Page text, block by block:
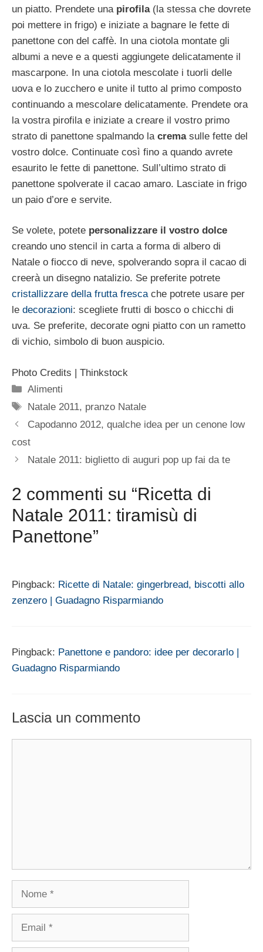
un piatto. Prendete una pirofila(la stessa che dovrete
poi mettere in frigo) e iniziate a bagnare le fette di
panettone con del caffè. In una ciotola montate gli
albumi a neve e a questi aggiungete delicatamente il
mascarpone. In una ciotola mescolate i tuorli delle
uova e lo zucchero e unite il tutto al primo composto
continuando a mescolare delicatamente. Prendete ora
la vostra pirofila e iniziate a creare il vostro primo
strato di panettone spalmando la cremasulle fette del
vostro dolce. Continuate così fino a quando avrete
esaurito le fette di panettone. Sull’ultimo strato di
panettone spolverate il cacao amaro. Lasciate in frigo
un paio d’ore e servite.
Se volete, potete personalizzare il vostro dolce
creando uno stencil in carta a forma di albero di
Natale o fiocco di neve, spolverando sopra il cacao di
creerà un disegno natalizio. Se preferite potrete
cristallizzare della frutta fresca che potrete usare per
le decorazioni: scegliete frutti di bosco o chicchi di
uva. Se preferite, decorate ogni piatto con un rametto
di vichio, simbolo di buon auspicio.
Photo Credits | Thinkstock
Categorie
Alimenti
Tag
Natale 2011, pranzo Natale
Capodanno 2012, qualche idea per un cenone low
cost
Natale 2011: biglietto di auguri pop up fai da te
2 commenti su “Ricetta di
Natale 2011: tiramisù di
Panettone”
Pingback: Ricette di Natale: gingerbread, biscotti allo
zenzero | Guadagno Risparmiando
Pingback: Panettone e pandoro: idee per decorarlo |
Guadagno Risparmiando
Lascia un commento